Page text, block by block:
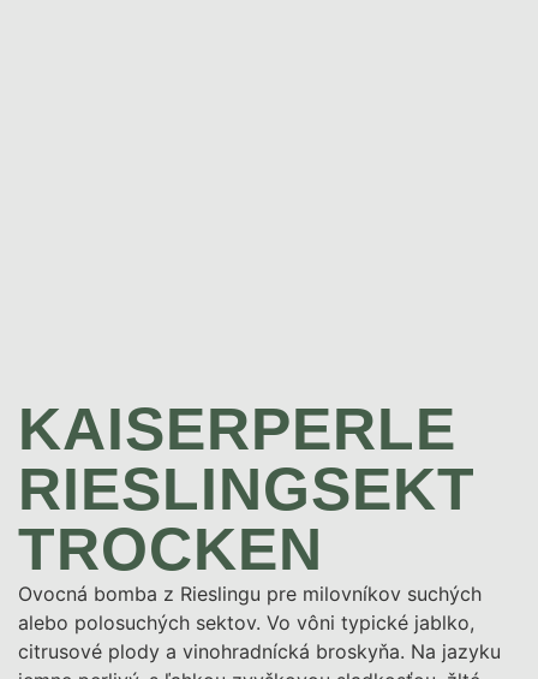
KAISERPERLE
RIESLINGSEKT
TROCKEN
Ovocná bomba z Rieslingu pre milovníkov suchých
alebo polosuchých sektov. Vo vôni typické jablko,
citrusové plody a vinohradnícká broskyňa. Na jazyku